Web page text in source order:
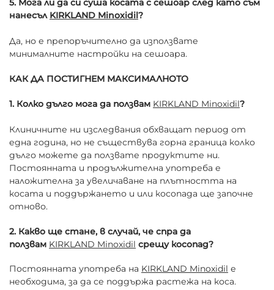
5. Мога ли да си суша косата с сешоар след като съм
нанесъл KIRKLAND Minoxidil?
Да, но е препоръчително да използвате
минималните настройки на сешоара.
КАК ДА ПОСТИГНЕМ МАКСИМАЛНОТО
1. Колко дълго мога да ползвам KIRKLAND Minoxidil?
Клиничните ни изследвания обхващат период от
една година, но не съществува горна граница колко
дълго можете да ползвате продуктите ни.
Постоянната и продължителна употреба е
наложителна за увеличаване на плътността на
косата и поддържането и или косопада ще започне
отново.
2. Какво ще стане, в случай, че спра да
ползвам KIRKLAND Minoxidil срещу косопад?
Постоянната употреба на KIRKLAND Minoxidil е
необходима, за да се поддържа растежа на коса.